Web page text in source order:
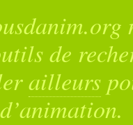
de
ailleurs